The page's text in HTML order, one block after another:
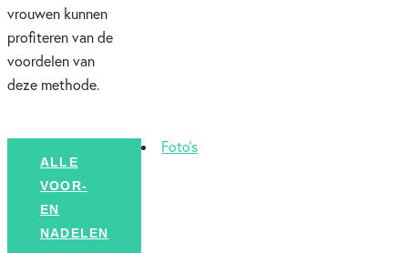
vrouwen kunnen
profiteren van de
voordelen van
deze methode.
ALLE
VOOR-
EN
NADELEN
Foto's